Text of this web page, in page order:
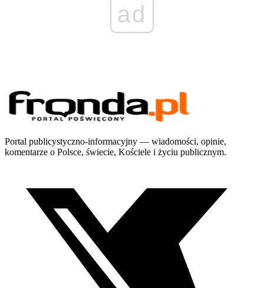
ad
Portal publicystyczno-informacyjny — wiadomości, opinie,
komentarze o Polsce, świecie, Kościele i życiu publicznym.